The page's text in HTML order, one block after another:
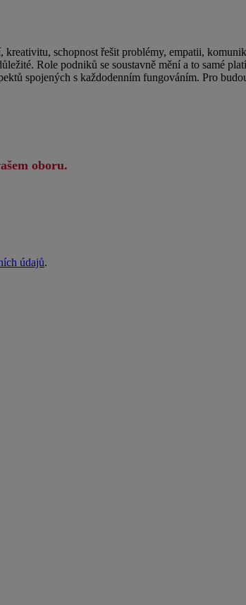
schopnost řešit problémy, empatii,
Role podniků se soustavně mění a to samé
spojených s každodenním fungováním. Pro
oboru.
údajů.